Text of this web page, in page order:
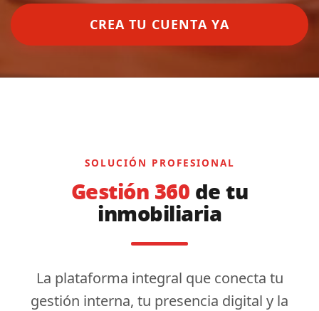
CREA TU CUENTA YA
SOLUCIÓN PROFESIONAL
Gestión 360 de tu
inmobiliaria
La plataforma integral que conecta tu
gestión interna, tu presencia digital y la